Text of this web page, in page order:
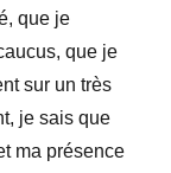
que je
que je
sur un très
je sais que
ma présence